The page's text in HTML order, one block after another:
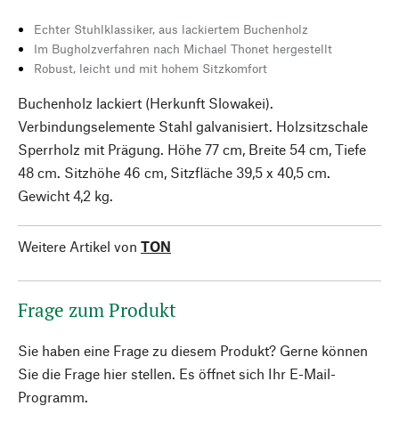
Echter Stuhlklassiker, aus lackiertem Buchenholz
Im Bugholzverfahren nach Michael Thonet hergestellt
Robust, leicht und mit hohem Sitzkomfort
Buchenholz lackiert (Herkunft Slowakei).
Verbindungselemente Stahl galvanisiert. Holzsitzschale
Sperrholz mit Prägung. Höhe 77 cm, Breite 54 cm, Tiefe
48 cm. Sitzhöhe 46 cm, Sitzfläche 39,5 x 40,5 cm.
Gewicht 4,2 kg.
Weitere Artikel von TON
Frage zum Produkt
Sie haben eine Frage zu diesem Produkt? Gerne können
Sie die Frage hier stellen. Es öffnet sich Ihr E-Mail-
Programm.